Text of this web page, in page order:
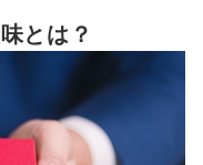
ンブランミルクレープ｜
ヘンCHIYOの和
す紅L｜8301
アソート
ェック！
とは？